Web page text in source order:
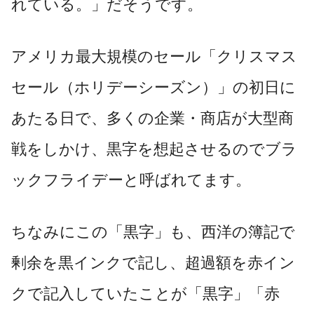
れている。」だそうです。
アメリカ最大規模のセール「クリスマス
セール（ホリデーシーズン）」の初日に
あたる日で、多くの企業・商店が大型商
戦をしかけ、黒字を想起させるのでブラ
ックフライデーと呼ばれてます。
ちなみにこの「黒字」も、西洋の簿記で
剰余を黒インクで記し、超過額を赤イン
クで記入していたことが「黒字」「赤